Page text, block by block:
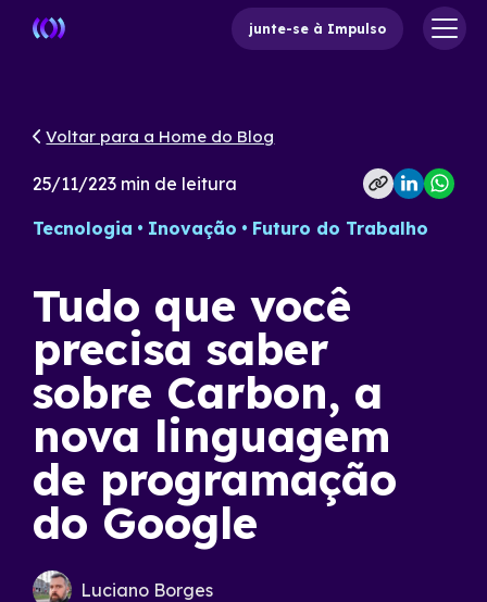
junte-se à Impulso
Voltar para a Home do Blog
25/11/223 min de leitura
Tecnologia Inovação Futuro do Trabalho
Tudo que você
precisa saber
sobre Carbon, a
nova linguagem
de programação
do Google
Luciano Borges